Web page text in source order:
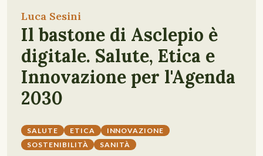
Luca Sesini
Il bastone di Asclepio è
digitale. Salute, Etica e
Innovazione per l'Agenda
2030
SALUTE ETICA
INNOVAZIONE
SOSTENIBILITÀ
SANITÀ